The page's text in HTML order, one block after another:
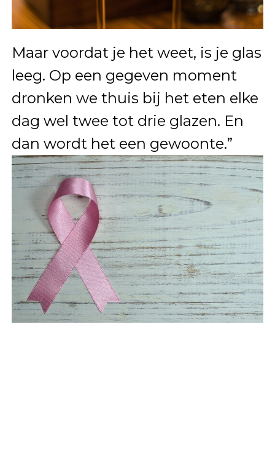
Maar voordat je het weet, is je glas
leeg. Op een gegeven moment
dronken we thuis bij het eten elke
dag wel twee tot drie glazen. En
dan wordt het een gewoonte.”